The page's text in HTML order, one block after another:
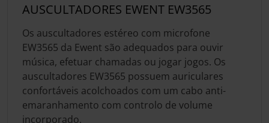
AUSCULTADORES EWENT EW3565
Os auscultadores estéreo com microfone
EW3565 da Ewent são adequados para ouvir
música, efetuar chamadas ou jogar jogos. Os
auscultadores EW3565 possuem auriculares
confortáveis acolchoados com um cabo anti-
emaranhamento com controlo de volume
incorporado.